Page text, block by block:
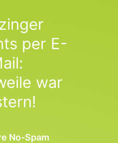
per E-
war
No-Spam